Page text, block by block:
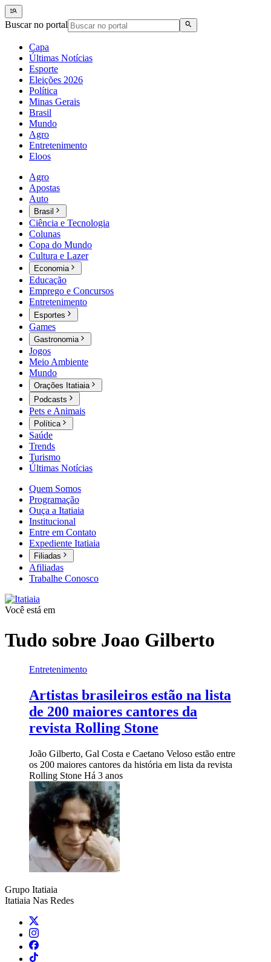
Buscar no portal
Capa
Últimas Notícias
Esporte
Eleições 2026
Política
Minas Gerais
Brasil
Mundo
Agro
Entretenimento
Eloos
Agro
Apostas
Auto
Brasil
Ciência e Tecnologia
Colunas
Copa do Mundo
Cultura e Lazer
Economia
Educação
Emprego e Concursos
Entretenimento
Esportes
Games
Gastronomia
Jogos
Meio Ambiente
Mundo
Orações Itatiaia
Podcasts
Pets e Animais
Política
Saúde
Trends
Turismo
Últimas Notícias
Quem Somos
Programação
Ouça a Itatiaia
Institucional
Entre em Contato
Expediente Itatiaia
Filiadas
Afiliadas
Trabalhe Conosco
Você está em
Tudo sobre Joao Gilberto
Entretenimento
Artistas brasileiros estão na lista
de 200 maiores cantores da
revista Rolling Stone
João Gilberto, Gal Costa e Caetano Veloso estão entre
os 200 maiores cantores da história em lista da revista
Rolling Stone Há 3 anos
Grupo Itatiaia
Itatiaia Nas Redes